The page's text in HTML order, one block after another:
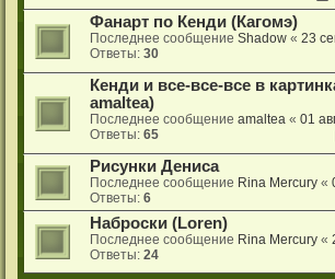
Фанарт по Кенди (Кагомэ)
Последнее сообщение Shadow « 23
Ответы: 30
Кенди и все-все-все в
amaltea)
Последнее сообщение amaltea « 01
Ответы: 65
Рисунки Дениса
Последнее сообщение Rina Mercury «
Ответы: 6
Наброски (Loren)
Последнее сообщение Rina Mercury «
Ответы: 24